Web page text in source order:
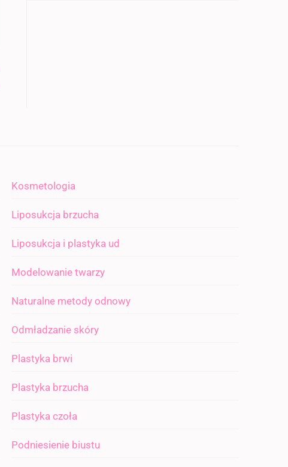
Kosmetologia
Liposukcja brzucha
Liposukcja i plastyka ud
Modelowanie twarzy
Naturalne metody odnowy
Odmładzanie skóry
Plastyka brwi
Plastyka brzucha
Plastyka czoła
Podniesienie biustu